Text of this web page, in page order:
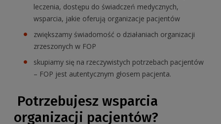
leczenia, dostępu do świadczeń medycznych,
wsparcia, jakie oferują organizacje pacjentów
zwiększamy świadomość o działaniach organizacji
zrzeszonych w FOP
skupiamy się na rzeczywistych potrzebach pacjentów
– FOP jest autentycznym głosem pacjenta.
Potrzebujesz wsparcia
organizacji pacjentów?